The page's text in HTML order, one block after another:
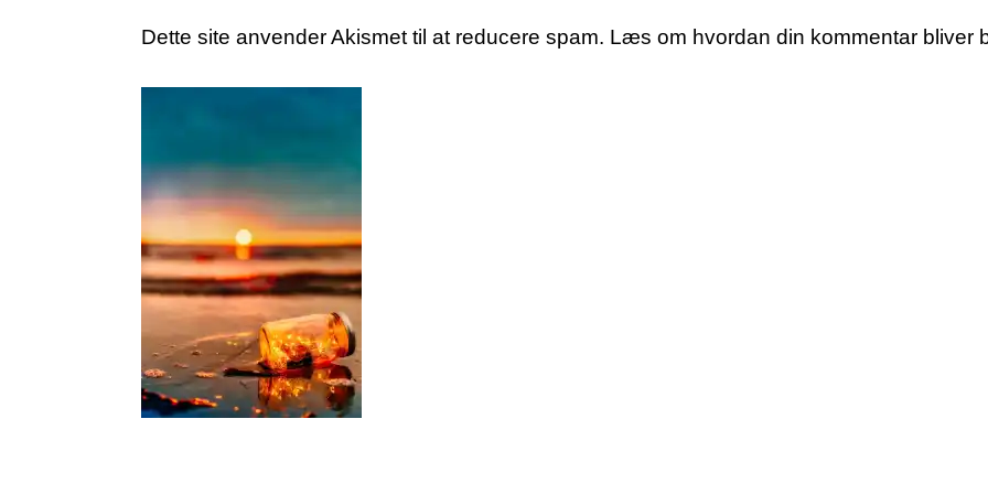
Dette site anvender Akismet til at reducere spam. Læs om hvordan din kommentar bliver